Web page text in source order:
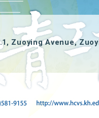
Zuoying Avenue,